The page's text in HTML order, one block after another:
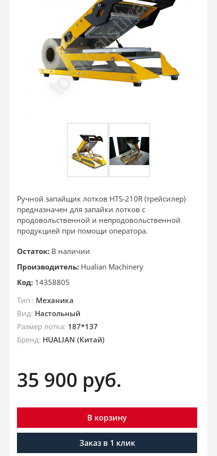
Ручной запайщик лотков HTS-210R (трейсилер)
предназначен для запайки лотков с
продовольственной и непродовольственной
продукцией при помощи оператора.
Остаток: В наличии
Производитель: Hualian Machinery
Код: 14358805
Тип : Механика
Вид: Настольный
Размер лотка: 187*137
Бренд: HUALIAN (Китай)
35 900 руб.
В корзину
Заказ в 1 клик